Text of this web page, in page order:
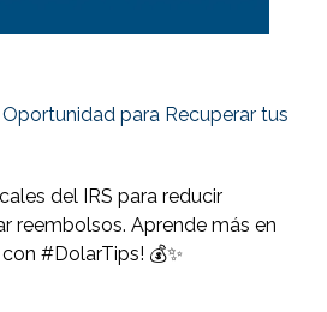
para Recuperar tus
del IRS para reducir
reembolsos. Aprende más en
#DolarTips! 💰✨